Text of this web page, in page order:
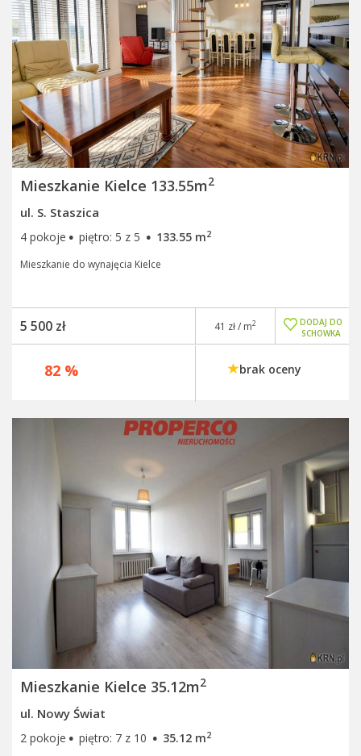
Mieszkanie Kielce 133.55m2
ul. S. Staszica
4 pokoje · piętro: 5 z 5 · 133.55 m2
Mieszkanie do wynajęcia Kielce
5 500 zł
DODAJ DO
SCHOWKA
41 zł / m2
82 % brak oceny
Mieszkanie Kielce 35.12m2
ul. Nowy Świat
2 pokoje · piętro: 7 z 10 · 35.12 m2